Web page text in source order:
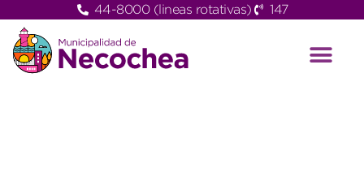
44-8000 (lineas rotativas) 147